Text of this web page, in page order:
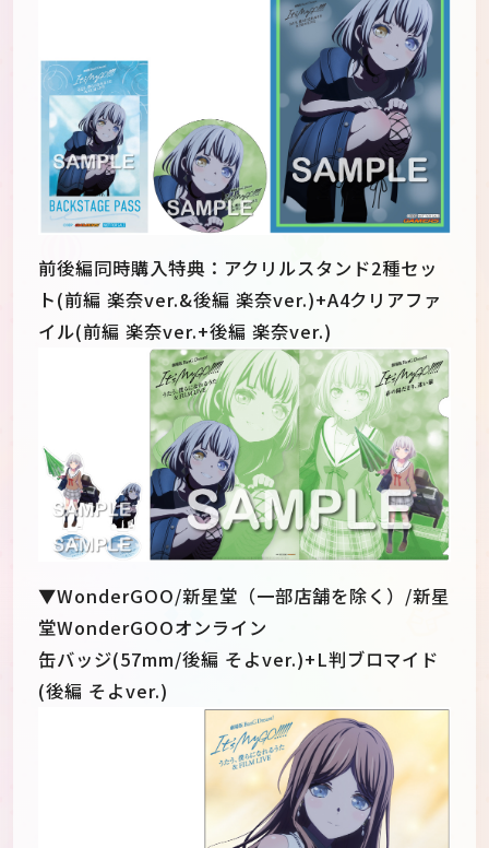
前後編同時購入特典：アクリルスタンド2種セッ
ト(前編 楽奈ver.&後編 楽奈ver.)+A4クリアファ
イル(前編 楽奈ver.+後編 楽奈ver.)
▼WonderGOO/新星堂（一部店舗を除く）/新星
堂WonderGOOオンライン
缶バッジ(57mm/後編 そよver.)+L判ブロマイド
(後編 そよver.)